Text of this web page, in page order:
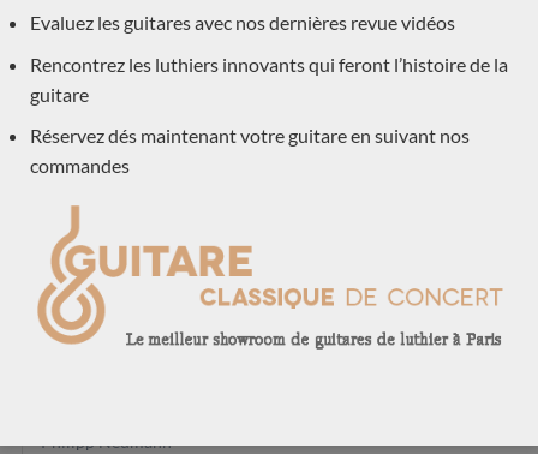
Jose Ramirez
Daniel Lesueur
Simon Marty
Frans de Lepeleere
Michael Cadiz
Dieter Hopf
Dépot-vente
Andreas Kirmse
Felix Muller
Philipp Neumann
Evaluez les guitares avec nos dernières revue vidéos
Rencontrez les luthiers innovants qui feront l’histoire de la
guitare
Réservez dés maintenant votre guitare en suivant nos
commandes